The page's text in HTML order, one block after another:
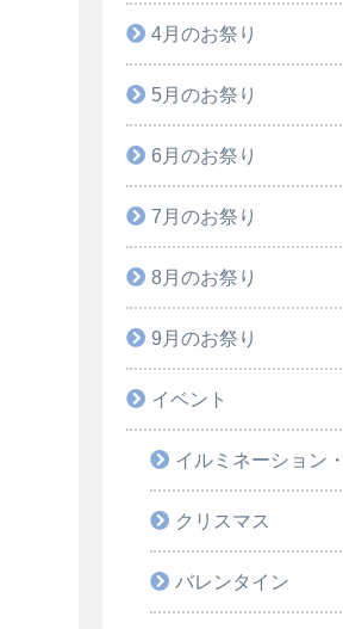
4月のお祭り
5月のお祭り
6月のお祭り
7月のお祭り
8月のお祭り
9月のお祭り
イベント
イルミネーション
クリスマス
バレンタイン